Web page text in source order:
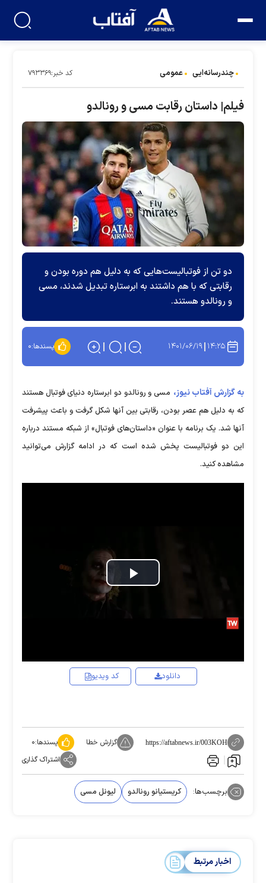
چندرسانه‌ایی عمومی کد خبر:۷۹۳۳۶۹
فیلم| داستان رقابت مسی و رونالدو
دو تن از فوتبالیست‌هایی که به دلیل هم دوره بودن و
رقابتی که با هم داشتند به ابرستاره تبدیل شدند، مسی
و رونالدو هستند.
۱۴:۲۵ ۱۴۰۱/۰۶/۱۹ پسندها:۰
به گزارش آفتاب نیوز، مسی و رونالدو دو ابرستاره دنیای فوتبال هستند
که به دلیل هم عصر بودن، رقابتی بین آنها شکل گرفت و باعث پیشرفت
آنها شد. یک برنامه با عنوان «داستان‌های فوتبال» از شبکه مستند درباره
این دو فوتبالیست پخش شده است که در ادامه گزارش می‌توانید
مشاهده کنید.
Play
کد ویدیو دانلود
https://aftabnews.ir/003KOH گزارش خطا پسندها:۰
اشتراک گذاری
برچسب‌ها: کریستیانو رونالدو لیونل مسی
اخبار مرتبط